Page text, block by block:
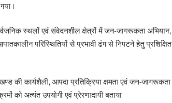
स्थलों एवं संवेदनशील क्षेत्रों में जन-जागरूकता अभियान,
परिस्थितियों से प्रभावी ढंग से निपटने हेतु प्रशिक्षित
की कार्यशैली, आपदा प्रतिक्रिया क्षमता एवं जन-जागरूकता
को अत्यंत उपयोगी एवं प्रेरणादायी बताया